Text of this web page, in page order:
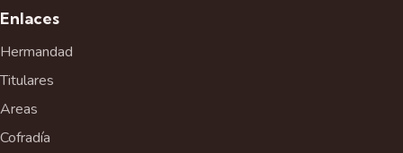
Enlaces
Hermandad
Titulares
Areas
Cofradía